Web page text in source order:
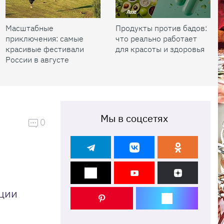
Масштабные
приключения: самые
красивые фестивали
России в августе
Продукты против бадов:
что реально работает
для красоты и здоровья
0 Мы в соцсетях